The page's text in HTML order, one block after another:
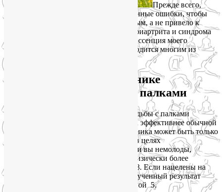
Прежде всего,
давайте проанализируем распространенные ошибки, чтобы
путешествие было полезным и приятным, а не привело к
возникновению плече-лопаточного периартрита и синдрома
верхней грудной апертуры. Вот квинтэссенция моего
исследования, которая наверняка пригодится многим из
Основные ошибки в технике
скандинавской ходьбы с палками
Правильная техника скандинавской ходьбы с палками
действительно делает этот вид фитнеса эффективнее обычной
ходьбы и бега. Однако правильной техника может быть только
при грамотном подборе длины палок: в целях
оздоровительной ходьбы, особенно если вы немолоды,
умножьте свой рост на 0,66. Если вы физически более
подготовлены — умножьте рост на 0,68. Если нацелены на
похудение — ваш вариант второй. Полученный результат
округлите до ближайшей цифры, кратной 5.